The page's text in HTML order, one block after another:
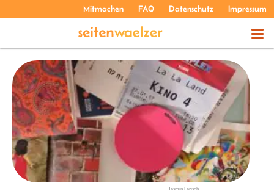
Mitmachen FAQ Datenschutz Impressum
THEMEN
PODCASTS
Jasmin Larisch